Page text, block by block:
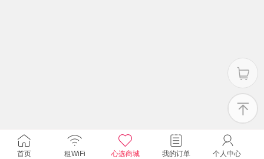
首页 租WiFi 心选商城 我的订单 个人中心